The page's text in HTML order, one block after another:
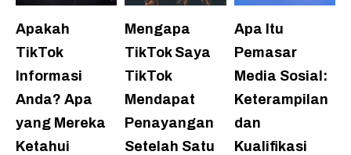
Apakah
TikTok
Informasi
Anda? Apa
yang Mereka
Ketahui
Mengapa
TikTok Saya
TikTok
Mendapat
Penayangan
Setelah Satu
Apa Itu
Pemasar
Media Sosial:
Keterampilan
dan
Kualifikasi